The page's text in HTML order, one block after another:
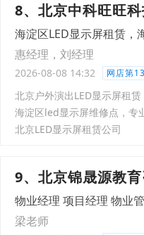
8、北京中科旺旺
海淀区LED显示屏租赁，
惠经理，刘经理
2026-08-08 14:32 网店第
北京户外演出LED显示屏租赁
海淀区led显示屏维修点，专
北京LED显示屏租赁公司
9、北京锦晟源教
物业经理 项目经理 物业
梁老师